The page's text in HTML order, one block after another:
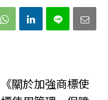
關於加強商標使